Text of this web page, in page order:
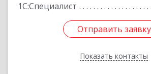
1С:Специалист
Отправить заявку
Показать контакты
Отправить заявку
Назад